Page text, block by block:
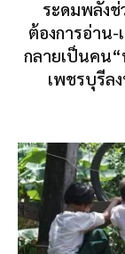
ระดมพลัง
ต้องการอ่าน
กลายเป็นคน
เพชรบุรีล